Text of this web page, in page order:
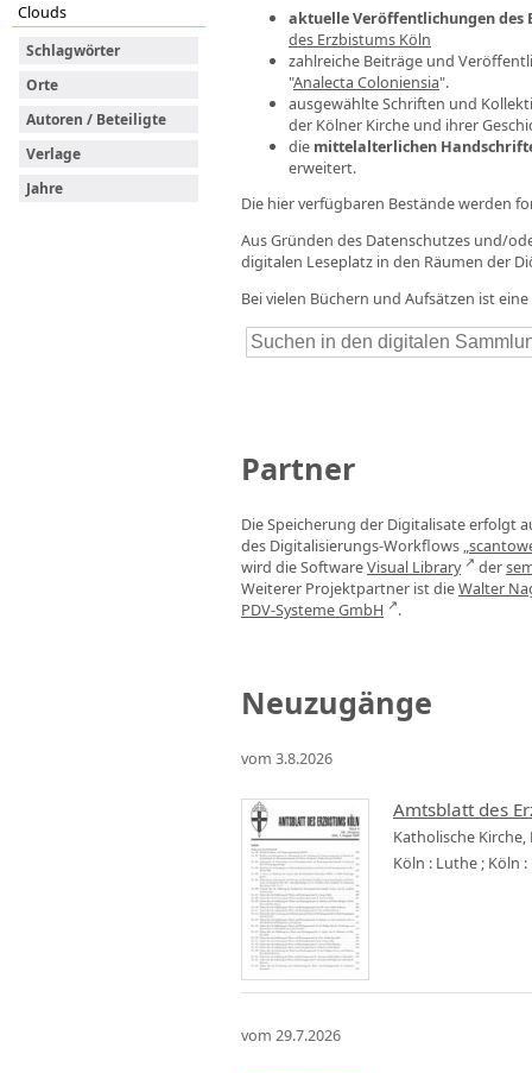
Clouds
Schlagwörter
Orte
Autoren / Beteiligte
Verlage
Jahre
aktuelle Veröffentlichungen des
des Erzbistums Köln
zahlreiche Beiträge und
"Analecta Coloniensia".
ausgewählte Schriften und
der Kölner Kirche und ihrer
die mittelalterlichen
erweitert.
Die hier verfügbaren Bestände werden
Aus Gründen des Datenschutzes und/
digitalen Leseplatz in den Räumen der
Bei vielen Büchern und Aufsätzen ist
Partner
Die Speicherung der Digitalisate erfolgt
des Digitalisierungs-Workflows
wird die SoftwareVisual Library der
Weiterer Projektpartner ist dieWalter
PDV-Systeme GmbH
.
Neuzugänge
vom 3.8.2026
Amtsblatt des
Katholische Kirche,
Köln : Luthe ; Köln :
vom 29.7.2026